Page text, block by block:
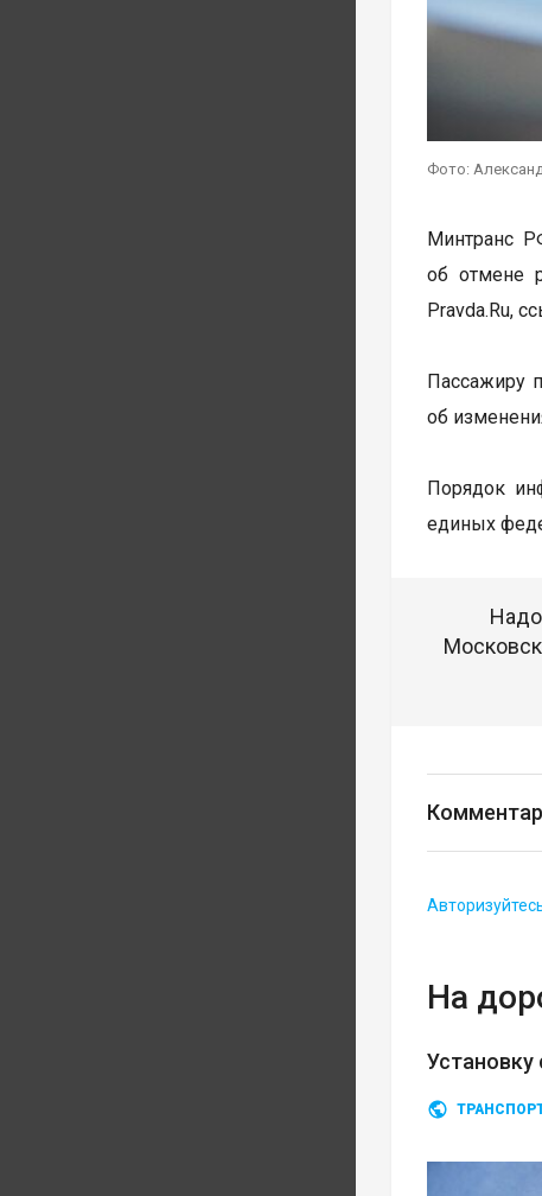
Фото:
Минтранс
об отмене
Pravda.Ru,
Пассажиру
об
Порядок
единых
На